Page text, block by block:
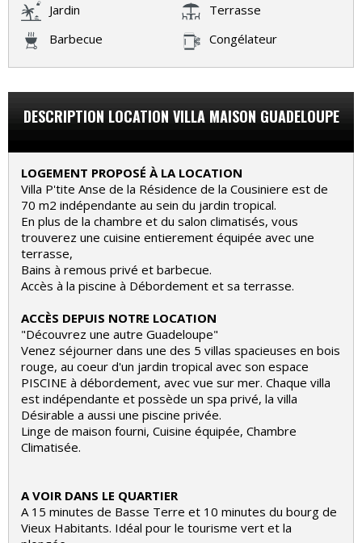
Jardin
Terrasse
Barbecue
Congélateur
DESCRIPTION LOCATION VILLA MAISON GUADELOUPE
LOGEMENT PROPOSÉ À LA LOCATION
Villa P'tite Anse de la Résidence de la Cousiniere est de
70 m2 indépendante au sein du jardin tropical.
En plus de la chambre et du salon climatisés, vous
trouverez une cuisine entierement équipée avec une
terrasse,
Bains à remous privé et barbecue.
Accès à la piscine à Débordement et sa terrasse.
ACCÈS DEPUIS NOTRE LOCATION
"Découvrez une autre Guadeloupe"
Venez séjourner dans une des 5 villas spacieuses en bois
rouge, au coeur d'un jardin tropical avec son espace
PISCINE à débordement, avec vue sur mer. Chaque villa
est indépendante et possède un spa privé, la villa
Désirable a aussi une piscine privée.
Linge de maison fourni, Cuisine équipée, Chambre
Climatisée.
A VOIR DANS LE QUARTIER
A 15 minutes de Basse Terre et 10 minutes du bourg de
Vieux Habitants. Idéal pour le tourisme vert et la